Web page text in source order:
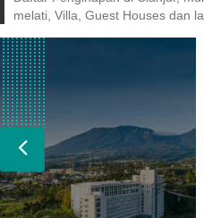
melati, Villa, Guest Houses dan